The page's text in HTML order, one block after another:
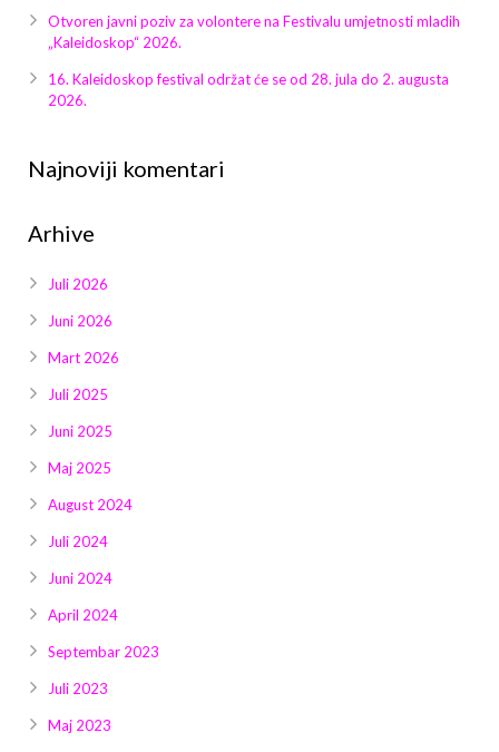
Otvoren javni poziv za volontere na Festivalu umjetnosti mladih
„Kaleidoskop“ 2026.
16. Kaleidoskop festival održat će se od 28. jula do 2. augusta
2026.
Najnoviji komentari
Arhive
Juli 2026
Juni 2026
Mart 2026
Juli 2025
Juni 2025
Maj 2025
August 2024
Juli 2024
Juni 2024
April 2024
Septembar 2023
Juli 2023
Maj 2023